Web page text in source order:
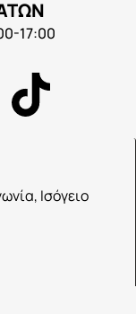
17:00
Ισόγειο